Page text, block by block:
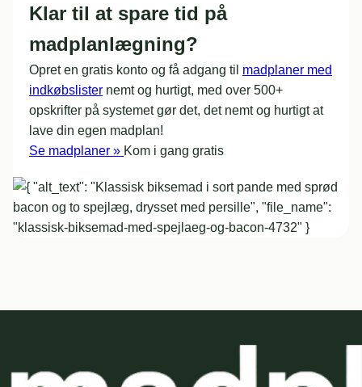
Klar til at spare tid på
madplanlægning?
Opret en gratis konto og få adgang til madplaner med
indkøbslister nemt og hurtigt, med over 500+
opskrifter på systemet gør det, det nemt og hurtigt at
lave din egen madplan!
Se madplaner » Kom i gang gratis